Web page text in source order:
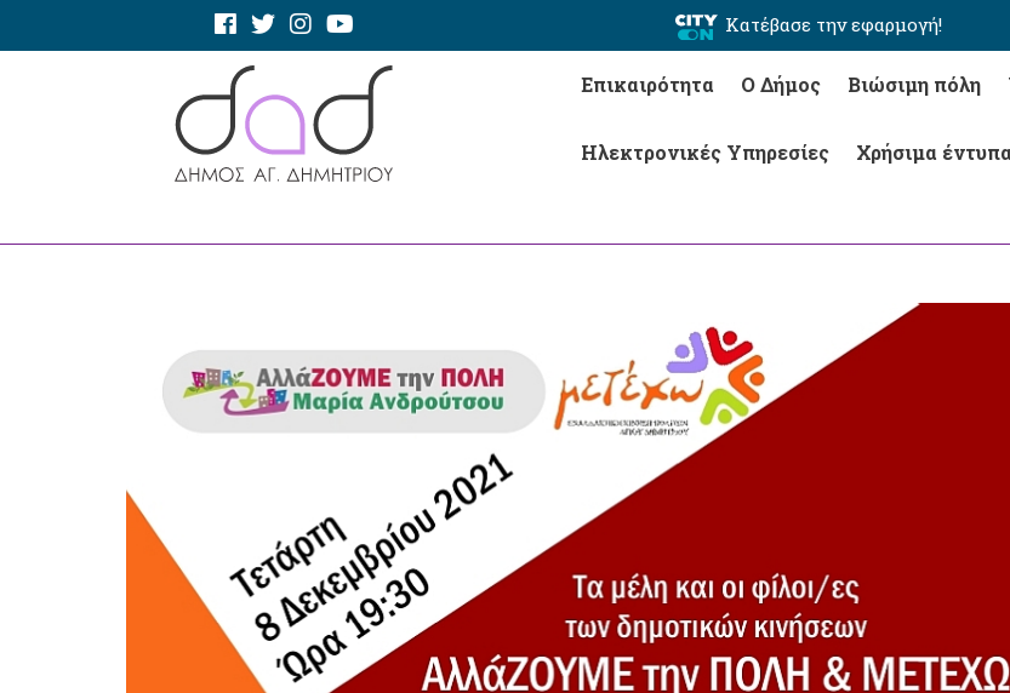
Κατέβασε την εφαρμογή!
Επικαιρότητα Ο Δήμος Βιώσιμη πόλη
Ηλεκτρονικές Υπηρεσίες Χρήσιμα έντυπα